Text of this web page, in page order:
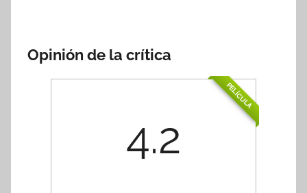
Opinión de la crítica
PELÍCULA
4.2